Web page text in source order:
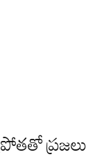
ప్ర‌జ‌లు